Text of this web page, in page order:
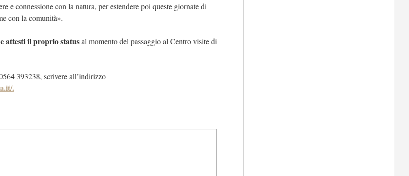
e connessione con la natura, per estendere poi queste giornate di
con la comunità».
attesti il proprio statusal momento del passaggio al Centro visite di
393238, scrivere all’indirizzo
.